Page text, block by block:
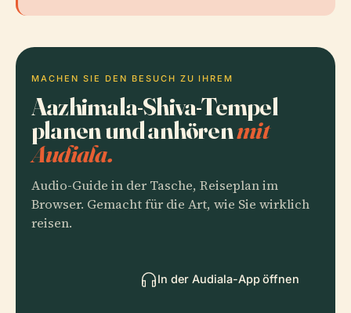
MACHEN SIE DEN BESUCH ZU IHREM
Aazhimala-Shiva-Tempel
planen und anhörenmit
Audiala.
Audio-Guide in der Tasche, Reiseplan im
Browser. Gemacht für die Art, wie Sie wirklich
reisen.
In der Audiala-App öffnen